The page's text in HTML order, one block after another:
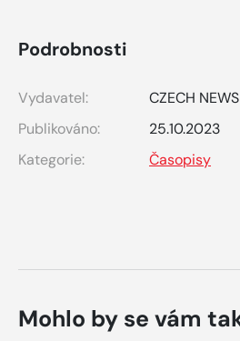
Podrobnosti
Vydavatel:
CZECH
Publikováno:
25.10.2023
Kategorie:
Časopisy
Mohlo by se vám